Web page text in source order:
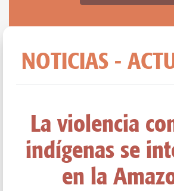
NOTICIAS -
La violencia
indígenas se
en la